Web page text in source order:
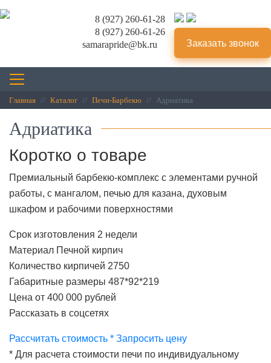
8 (927) 260-61-28
8 (927) 260-61-26
samarapride@bk.ru
Заказать звонок
Главная Каталог Печи-Барбекю Адриатика
Адриатика
Коротко о товаре
Премиальный барбекю-комплекс с элементами ручной
работы, с мангалом, печью для казана, духовым
шкафом и рабочими поверхностями
Срок изготовления 2 недели
Материал Печной кирпич
Количество кирпичей 2750
Габаритные размеры 487*92*219
Цена от 400 000 рублей
Рассказать в соцсетях
Рассчитать стоимость * Запросить цену
* Для расчета стоимости печи по индивидуальному